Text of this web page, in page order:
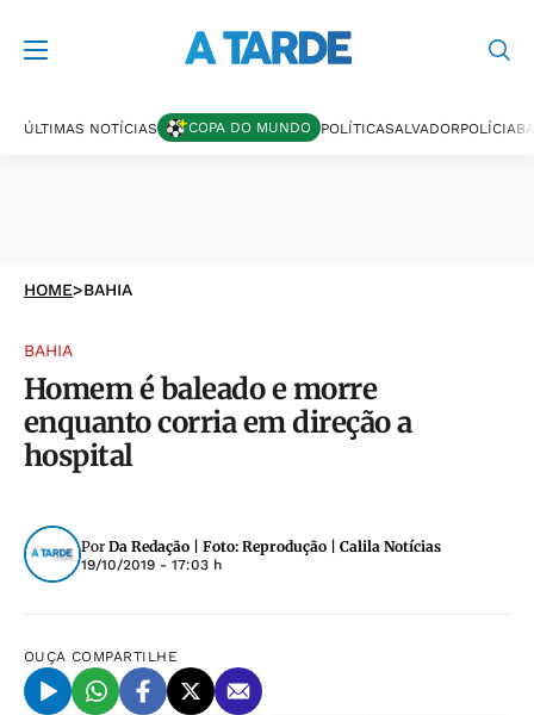
ÚLTIMAS NOTÍCIAS COPA DO MUNDO POLÍTICASALVADORPOLÍCIA
HOME>BAHIA
BAHIA
Homem é baleado e morre
enquanto corria em direção a
hospital
Por Da Redação | Foto: Reprodução | Calila Notícias
19/10/2019 - 17:03 h
OUÇA COMPARTILHE